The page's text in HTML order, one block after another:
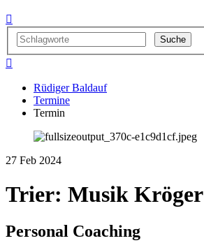


Rüdiger Baldauf
Termine
Termin
27 Feb 2024
Trier: Musik Kröger
Personal Coaching